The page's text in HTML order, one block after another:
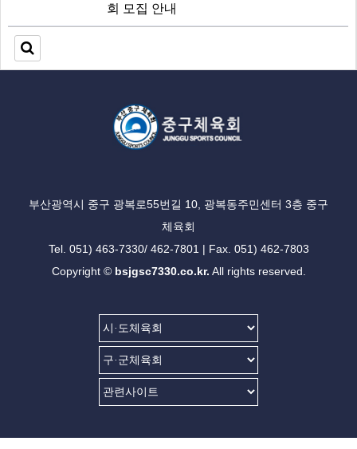
회 모집 안내
부산광역시 중구 광복로55번길 10, 광복동주민센터 3층 중구
체육회
Tel. 051) 463-7330/ 462-7801 | Fax. 051) 462-7803
Copyright © bsjgsc7330.co.kr. All rights reserved.